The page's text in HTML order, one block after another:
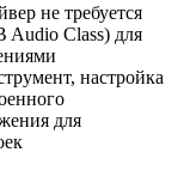
не требуется
Audio Class) для
настройка
для